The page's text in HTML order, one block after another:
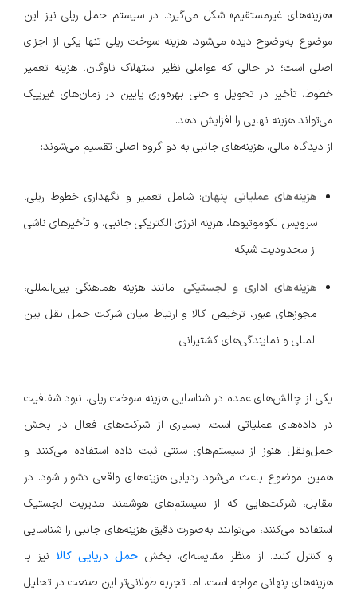
«هزینه‌های غیرمستقیم» شکل می‌گیرد. در سیستم حمل ریلی نیز این
موضوع به‌وضوح دیده می‌شود. هزینه سوخت ریلی تنها یکی از اجزای
اصلی است؛ در حالی که عواملی نظیر استهلاک ناوگان، هزینه تعمیر
خطوط، تأخیر در تحویل و حتی بهره‌وری پایین در زمان‌های غیرپیک
می‌تواند هزینه نهایی را افزایش دهد.
از دیدگاه مالی، هزینه‌های جانبی به دو گروه اصلی تقسیم می‌شوند:
هزینه‌های عملیاتی پنهان: شامل تعمیر و نگهداری خطوط ریلی،
سرویس لکوموتیوها، هزینه انرژی الکتریکی جانبی، و تأخیرهای ناشی
از محدودیت شبکه.
هزینه‌های اداری و لجستیکی: مانند هزینه هماهنگی بین‌المللی،
مجوزهای عبور، ترخیص کالا و ارتباط میان شرکت حمل نقل بین
المللی و نمایندگی‌های کشتیرانی.
یکی از چالش‌های عمده در شناسایی هزینه سوخت ریلی، نبود شفافیت
در داده‌های عملیاتی است. بسیاری از شرکت‌های فعال در بخش
حمل‌ونقل هنوز از سیستم‌های سنتی ثبت داده استفاده می‌کنند و
همین موضوع باعث می‌شود ردیابی هزینه‌های واقعی دشوار شود. در
مقابل، شرکت‌هایی که از سیستم‌های هوشمند مدیریت لجستیک
استفاده می‌کنند، می‌توانند به‌صورت دقیق هزینه‌های جانبی را شناسایی
و کنترل کنند. از منظر مقایسه‌ای، بخشحمل دریایی کالا نیز با
هزینه‌های پنهانی مواجه است، اما تجربه طولانی‌تر این صنعت در تحلیل